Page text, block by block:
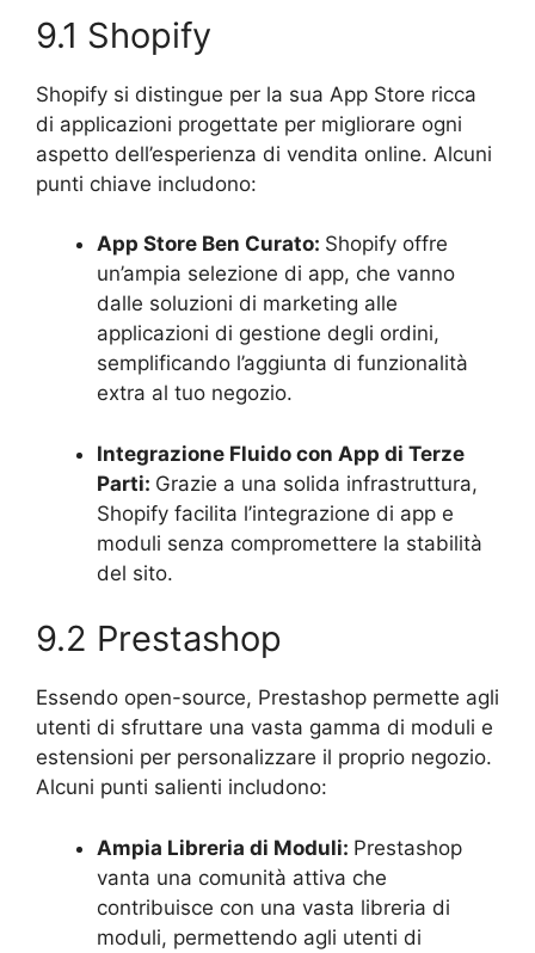
9.1 Shopify
Shopify si distingue per la sua App Store ricca
di applicazioni progettate per migliorare ogni
aspetto dell’esperienza di vendita online. Alcuni
punti chiave includono:
App Store Ben Curato: Shopify offre
un’ampia selezione di app, che vanno
dalle soluzioni di marketing alle
applicazioni di gestione degli ordini,
semplificando l’aggiunta di funzionalità
extra al tuo negozio.
Integrazione Fluido con App di Terze
Parti: Grazie a una solida infrastruttura,
Shopify facilita l’integrazione di app e
moduli senza compromettere la stabilità
del sito.
9.2 Prestashop
Essendo open-source, Prestashop permette agli
utenti di sfruttare una vasta gamma di moduli e
estensioni per personalizzare il proprio negozio.
Alcuni punti salienti includono:
Ampia Libreria di Moduli: Prestashop
vanta una comunità attiva che
contribuisce con una vasta libreria di
moduli, permettendo agli utenti di